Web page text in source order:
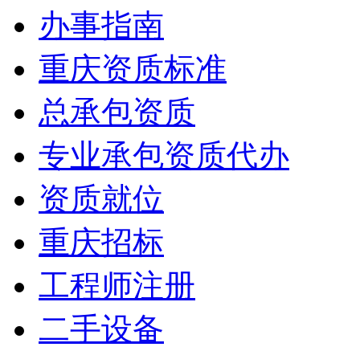
办事指南
重庆资质标准
总承包资质
专业承包资质代办
资质就位
重庆招标
工程师注册
二手设备